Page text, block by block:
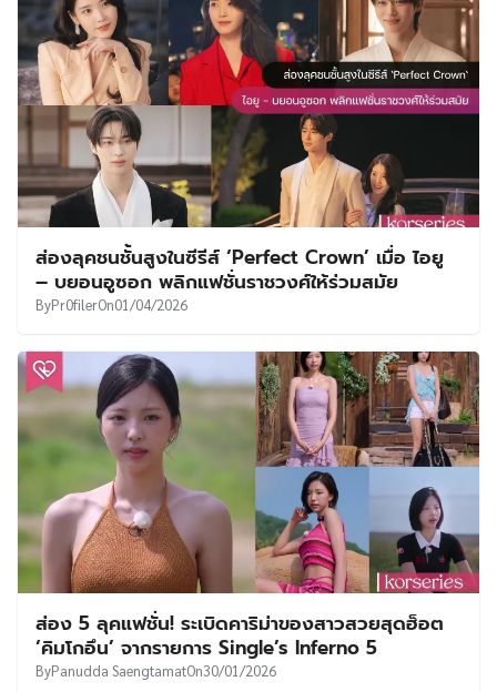
ส่องลุคชนชั้นสูงในซีรีส์ ‘Perfect Crown’ เมื่อ ไอยู
– บยอนอูซอก พลิกแฟชั่นราชวงศ์ให้ร่วมสมัย
ByPr0filerOn01/04/2026
ส่อง 5 ลุคแฟชั่น! ระเบิดคาริม่าของสาวสวยสุดฮ็อต
‘คิมโกอึน’ จากรายการ Single’s Inferno 5
ByPanudda SaengtamatOn30/01/2026